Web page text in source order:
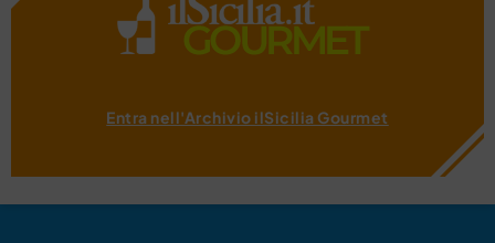
Entra nell'Archivio ilSicilia Gourmet